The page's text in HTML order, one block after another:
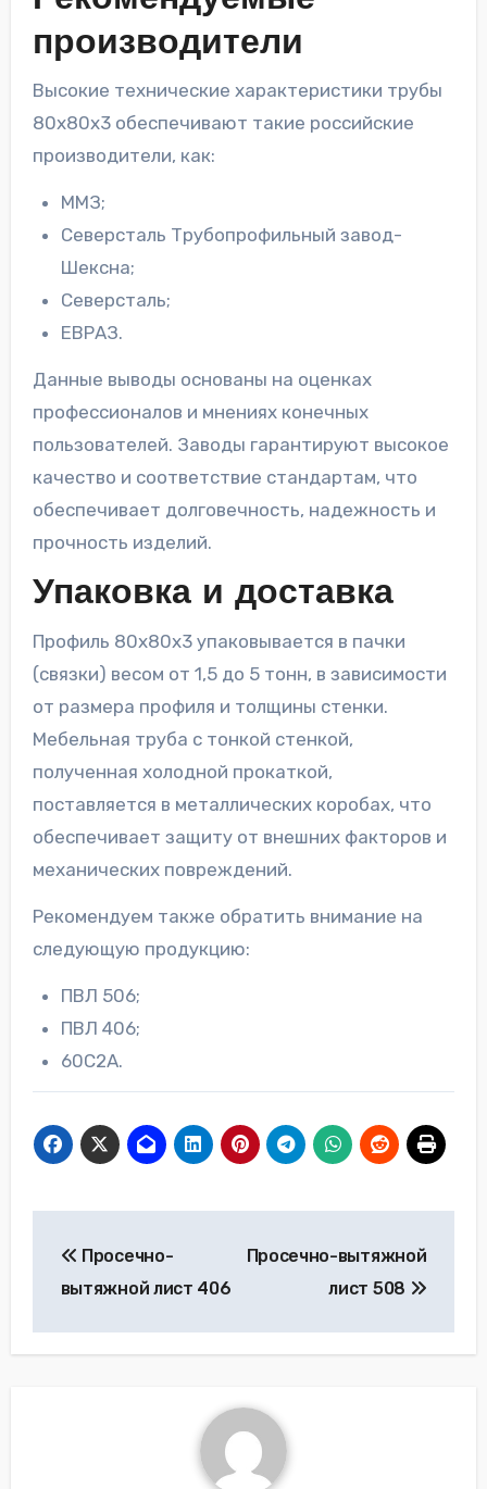
производители
Высокие технические характеристики трубы
80х80х3 обеспечивают такие российские
производители, как:
ММЗ;
Северсталь Трубопрофильный завод-
Шексна;
Северсталь;
ЕВРАЗ.
Данные выводы основаны на оценках
профессионалов и мнениях конечных
пользователей. Заводы гарантируют высокое
качество и соответствие стандартам, что
обеспечивает долговечность, надежность и
прочность изделий.
Упаковка и доставка
Профиль 80х80х3 упаковывается в пачки
(связки) весом от 1,5 до 5 тонн, в зависимости
от размера профиля и толщины стенки.
Мебельная труба с тонкой стенкой,
полученная холодной прокаткой,
поставляется в металлических коробах, что
обеспечивает защиту от внешних факторов и
механических повреждений.
Рекомендуем также обратить внимание на
следующую продукцию:
ПВЛ 506;
ПВЛ 406;
60С2А.
по
Просечно-
вытяжной лист 406
Просечно-вытяжной
лист 508